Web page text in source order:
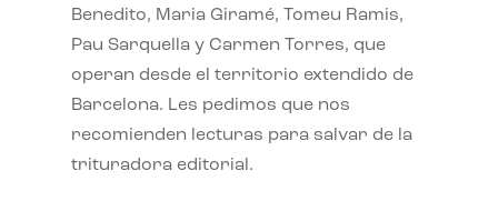
Benedito, Maria Giramé, Tomeu Ramis,
Pau Sarquella y Carmen Torres, que
operan desde el territorio extendido de
Barcelona. Les pedimos que nos
recomienden lecturas para salvar de la
trituradora editorial.